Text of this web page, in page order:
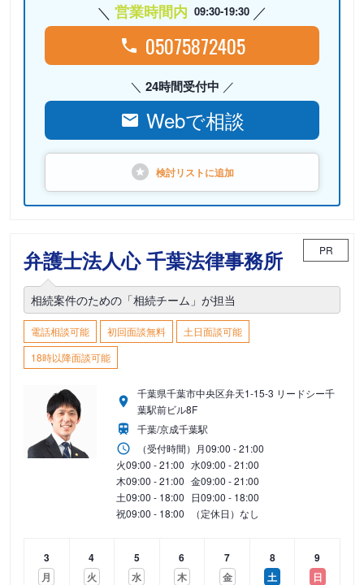
営業時間内 09:30-19:30
05075872405
24時間受付中
Webで相談
検討リストに追加
弁護士法人心 千葉法律事務所 PR
相続案件のための「相続チーム」が担当
電話相談可能 初回面談無料
土日面談可能
18時以降面談可能
千葉県千葉市中央区弁天1-15-3 リードシー千
葉駅前ビル8F
千葉/京成千葉駅
（受付時間） 月09:00 - 21:00
火09:00 - 21:00 水09:00 - 21:00
木09:00 - 21:00 金09:00 - 21:00
土09:00 - 18:00 日09:00 - 18:00
祝09:00 - 18:00 （定休日）なし
3
月
4
火
5
水
6
木
7
金
8
土
9
日